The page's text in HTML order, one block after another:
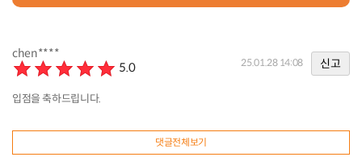
chen****
5.0
25.01.28 14:08 신고
입점을 축하드립니다.
댓글전체보기